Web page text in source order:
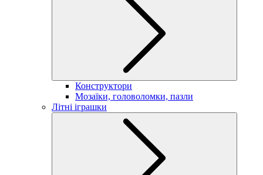
Конструктори
Мозаїки, головоломки, пазли
Літні іграшки